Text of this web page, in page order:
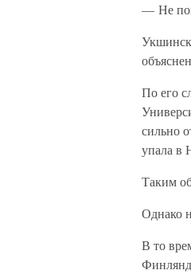
— Не
По его
сильно
упала в
Таким
Однако
В то